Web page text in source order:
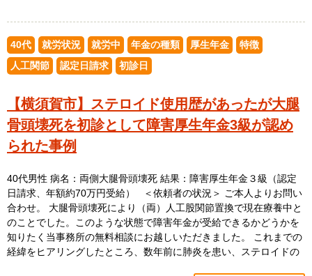
40代 就労状況 就労中 年金の種類 厚生年金
特徴
人工関節
認定日請求 初診日
【横須賀市】ステロイド使用歴があったが大腿
骨頭壊死を初診として障害厚生年金3級が認め
られた事例
40代男性 病名：両側大腿骨頭壊死 結果：障害厚生年金３級（認定
日請求、年額約70万円受給） ＜依頼者の状況＞ ご本人よりお問い
合わせ。 大腿骨頭壊死により（両）人工股関節置換で現在療養中と
のことでした。このような状態で障害年金が受給できるかどうかを
知りたく当事務所の無料相談にお越しいただきました。 これまでの
経緯をヒアリングしたところ、数年前に肺炎を患い、ステロイドの